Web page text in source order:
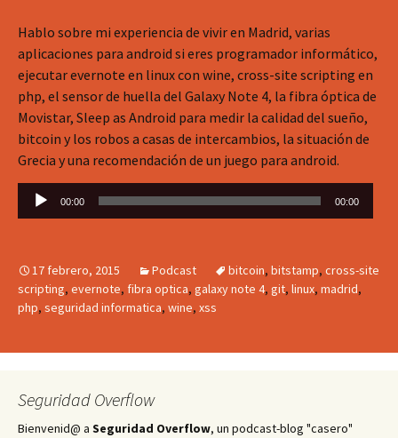
Hablo sobre mi experiencia de vivir en Madrid, varias
aplicaciones para android si eres programador informático,
ejecutar evernote en linux con wine, cross-site scripting en
php, el sensor de huella del Galaxy Note 4, la fibra óptica de
Movistar, Sleep as Android para medir la calidad del sueño,
bitcoin y los robos a casas de intercambios, la situación de
Grecia y una recomendación de un juego para android.
Reproductor
de
00:00 00:00
17 febrero, 2015 Podcast bitcoin, bitstamp, cross-site
scripting, evernote, fibra optica, galaxy note 4, git, linux, madrid,
php, seguridad informatica, wine, xss
Seguridad Overflow
Bienvenid@ a Seguridad Overflow, un podcast-blog "casero"